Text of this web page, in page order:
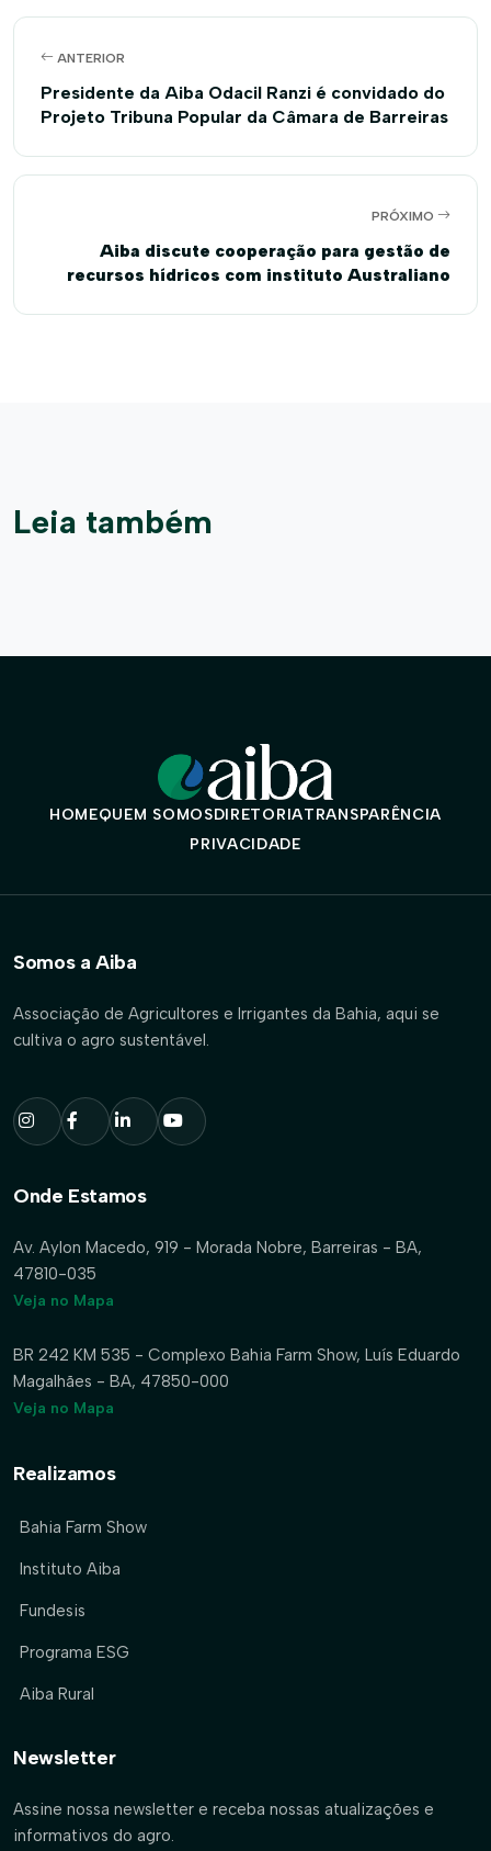
ANTERIOR
Presidente da Aiba Odacil Ranzi é convidado do
Projeto Tribuna Popular da Câmara de Barreiras
PRÓXIMO
Aiba discute cooperação para gestão de
recursos hídricos com instituto Australiano
Leia também
HOMEQUEM SOMOSDIRETORIATRANSPARÊNCIA
PRIVACIDADE
Somos a Aiba
Associação de Agricultores e Irrigantes da Bahia, aqui se
cultiva o agro sustentável.
Onde Estamos
Av. Aylon Macedo, 919 - Morada Nobre, Barreiras - BA,
47810-035
Veja no Mapa
BR 242 KM 535 - Complexo Bahia Farm Show, Luís Eduardo
Magalhães - BA, 47850-000
Veja no Mapa
Realizamos
Bahia Farm Show
Instituto Aiba
Fundesis
Programa ESG
Aiba Rural
Newsletter
Assine nossa newsletter e receba nossas atualizações e
informativos do agro.